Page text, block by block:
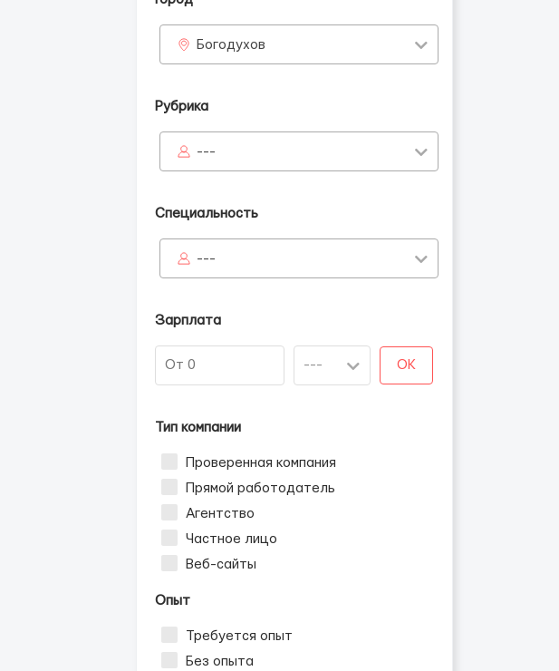
Богодухов
Рубрика
---
Специальность
---
Зарплата
OK
Тип компании
Проверенная компания
Прямой работодатель
Агентство
Частное лицо
Веб-сайты
Опыт
Требуется опыт
Без опыта